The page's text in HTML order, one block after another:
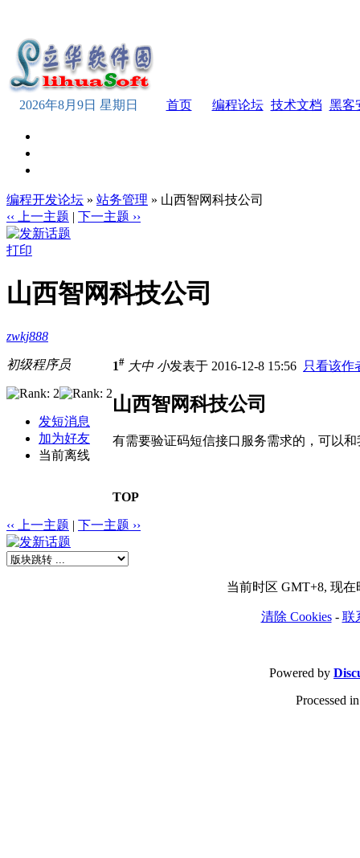
2026年8月9日 星期日 首页 编程论坛 技术文档 黑客
编程开发论坛 » 站务管理 » 山西智网科技公司
‹‹ 上一主题 | 下一主题 ››
打印
山西智网科技公司
zwkj888
初级程序员
发短消息
加为好友
当前离线
1# 大中 小发表于 2016-12-8 15:56 只看该作
山西智网科技公司
有需要验证码短信接口服务需求的，可以
TOP
‹‹ 上一主题 | 下一主题 ››
当前时区 GMT+8, 现在
清除 Cookies- 联
Powered by
Processed